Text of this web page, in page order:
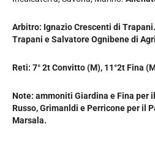
Arbitro: Ignazio Crescenti di
Trapani e Salvatore Ognibene di
Reti: 7° 2t Convitto (M), 11°2t Fina
Note: ammoniti Giardina e Fina per
Russo, Grimanldi e Perricone per il
Marsala.